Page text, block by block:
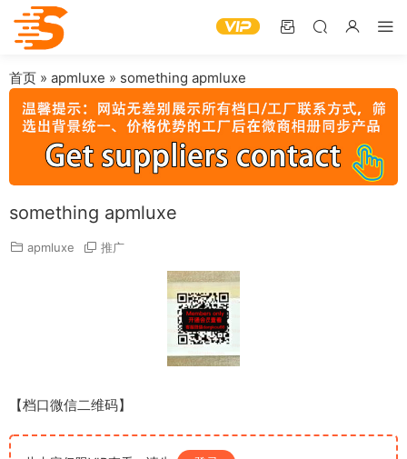
首页 » apmluxe » something apmluxe
something apmluxe
apmluxe 推广
【档口微信二维码】